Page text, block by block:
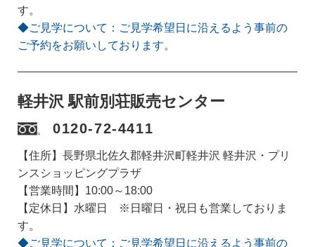
す。
◆ご見学について：ご見学希望日に沿えるよう事前の
ご予約をお願いしております。
軽井沢 駅前別荘販売センター
0120-72-4411
【住所】長野県北佐久郡軽井沢町軽井沢 軽井沢・プリ
ンスショッピングプラザ
【営業時間】10:00～18:00
【定休日】水曜日 ※日曜日・祝日も営業しておりま
す。
◆ご見学について：ご見学希望日に沿えるよう事前の